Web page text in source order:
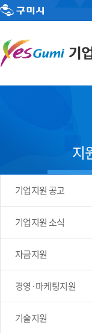
지
기업지원 공고
기업지원 소식
자금지원
경영·마케팅지원
기술지원